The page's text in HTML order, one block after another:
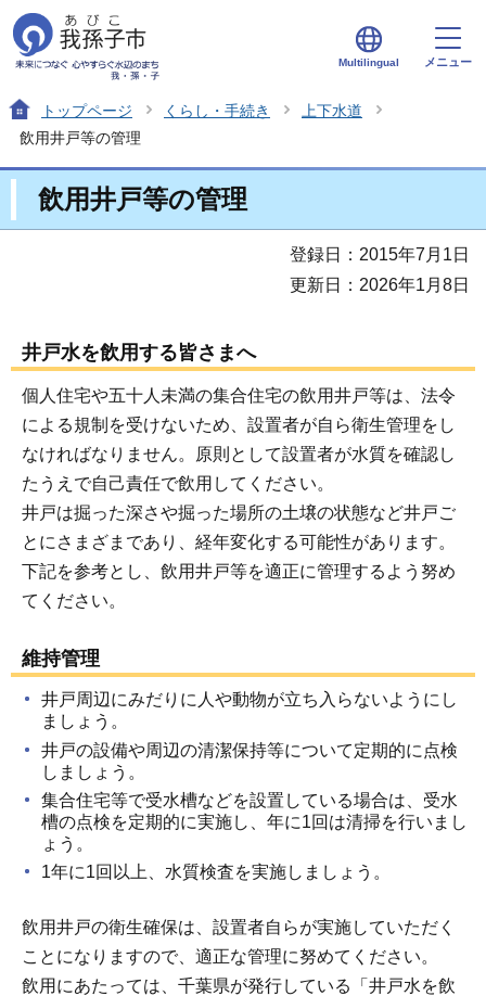
Multilingual メニュー
トップページ くらし・手続き
上下水道
飲用井戸等の管理
飲用井戸等の管理
登録日：2015年7月1日
更新日：2026年1月8日
井戸水を飲用する皆さまへ
個人住宅や五十人未満の集合住宅の飲用井戸等は、法令
による規制を受けないため、設置者が自ら衛生管理をし
なければなりません。原則として設置者が水質を確認し
たうえで自己責任で飲用してください。
井戸は掘った深さや掘った場所の土壌の状態など井戸ご
とにさまざまであり、経年変化する可能性があります。
下記を参考とし、飲用井戸等を適正に管理するよう努め
てください。
維持管理
井戸周辺にみだりに人や動物が立ち入らないようにし
ましょう。
井戸の設備や周辺の清潔保持等について定期的に点検
しましょう。
集合住宅等で受水槽などを設置している場合は、受水
槽の点検を定期的に実施し、年に1回は清掃を行いまし
ょう。
1年に1回以上、水質検査を実施しましょう。
飲用井戸の衛生確保は、設置者自らが実施していただく
ことになりますので、適正な管理に努めてください。
飲用にあたっては、千葉県が発行している「井戸水を飲